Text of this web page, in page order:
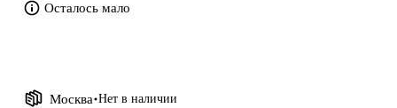
Осталось мало
Москва Нет в наличии